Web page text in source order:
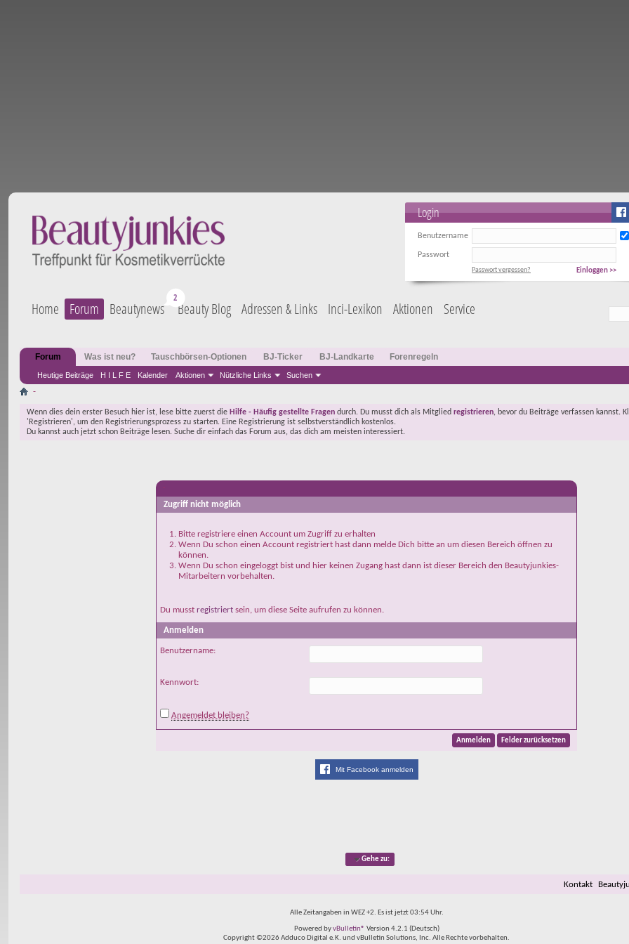
Login
Benutzername
Passwort
Einloggen >>
Passwort vergessen?
Home Forum Beautynews Beauty Blog Adressen & Links Inci-Lexikon Aktionen Service
Forum
Heutige Beiträge H I L F E Kalender Aktionen Nützliche Links Suchen
Was ist neu? Tauschbörsen-Optionen BJ-Ticker BJ-Landkarte Forenregeln
-
Wenn dies dein erster Besuch hier ist, lese bitte zuerst die Hilfe - Häufig gestellte Fragen durch. Du musst dich als Mitglied registrieren, bevor du Beiträge verfassen kannst.
'Registrieren', um den Registrierungsprozess zu starten. Eine Registrierung ist selbstverständlich kostenlos.
Du kannst auch jetzt schon Beiträge lesen. Suche dir einfach das Forum aus, das dich am meisten interessiert.
-
Zugriff nicht möglich
Bitte registriere einen Account um Zugriff zu erhalten
Wenn Du schon einen Account registriert hast dann melde Dich bitte an um diesen Bereich öffnen zu
können.
Wenn Du schon eingeloggt bist und hier keinen Zugang hast dann ist dieser Bereich den Beautyjunkies-
Mitarbeitern vorbehalten.
Du musst registriert sein, um diese Seite aufrufen zu können.
Anmelden
Benutzername:
Kennwort:
Angemeldet bleiben?
Mit Facebook anmelden
Gehe zu:
Kontakt
Alle Zeitangaben in WEZ +2. Es ist jetzt03:54Uhr.
Powered byvBulletin® Version 4.2.1 (Deutsch)
Copyright ©2026 Adduco Digital e.K. und vBulletin Solutions, Inc. Alle Rechte vorbehalten.